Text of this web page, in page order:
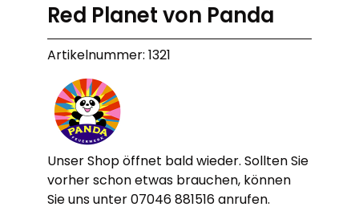
Red Planet von Panda
Artikelnummer: 1321
Unser Shop öffnet bald wieder. Sollten Sie
vorher schon etwas brauchen, können
Sie uns unter 07046 881516 anrufen.